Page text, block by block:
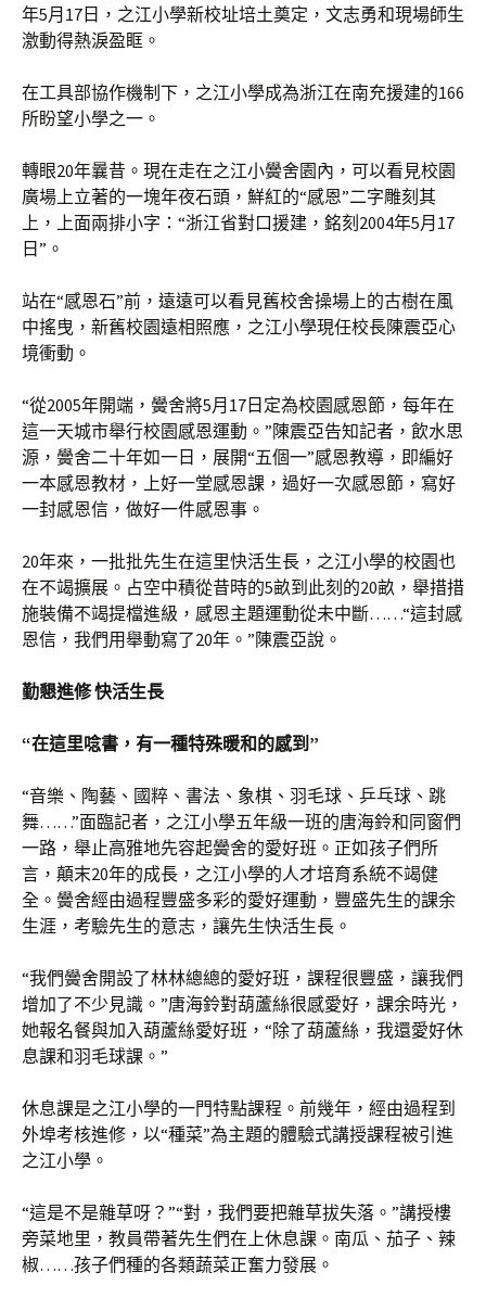
年5月17日，之江小學新校址培土奠定，文志勇和現場師生
激動得熱淚盈眶。
在工具部協作機制下，之江小學成為浙江在南充援建的166
所盼望小學之一。
轉眼20年曩昔。現在走在之江小黌舍園內，可以看見校園
廣場上立著的一塊年夜石頭，鮮紅的“感恩”二字雕刻其
上，上面兩排小字：“浙江省對口援建，銘刻2004年5月17
日”。
站在“感恩石”前，遠遠可以看見舊校舍操場上的古樹在風
中搖曳，新舊校園遠相照應，之江小學現任校長陳震亞心
境衝動。
“從2005年開端，黌舍將5月17日定為校園感恩節，每年在
這一天城市舉行校園感恩運動。”陳震亞告知記者，飲水思
源，黌舍二十年如一日，展開“五個一”感恩教導，即編好
一本感恩教材，上好一堂感恩課，過好一次感恩節，寫好
一封感恩信，做好一件感恩事。
20年來，一批批先生在這里快活生長，之江小學的校園也
在不竭擴展。占空中積從昔時的5畝到此刻的20畝，舉措措
施裝備不竭提檔進級，感恩主題運動從未中斷……“這封感
恩信，我們用舉動寫了20年。”陳震亞說。
勤懇進修 快活生長
“在這里唸書，有一種特殊暖和的感到”
“音樂、陶藝、國粹、書法、象棋、羽毛球、乒乓球、跳
舞……”面臨記者，之江小學五年級一班的唐海鈴和同窗們
一路，舉止高雅地先容起黌舍的愛好班。正如孩子們所
言，顛末20年的成長，之江小學的人才培育系統不竭健
全。黌舍經由過程豐盛多彩的愛好運動，豐盛先生的課余
生涯，考驗先生的意志，讓先生快活生長。
“我們黌舍開設了林林總總的愛好班，課程很豐盛，讓我們
增加了不少見識。”唐海鈴對葫蘆絲很感愛好，課余時光，
她報名餐與加入葫蘆絲愛好班，“除了葫蘆絲，我還愛好休
息課和羽毛球課。”
休息課是之江小學的一門特點課程。前幾年，經由過程到
外埠考核進修，以“種菜”為主題的體驗式講授課程被引進
之江小學。
“這是不是雜草呀？”“對，我們要把雜草拔失落。”講授樓
旁菜地里，教員帶著先生們在上休息課。南瓜、茄子、辣
椒……孩子們種的各類蔬菜正奮力發展。